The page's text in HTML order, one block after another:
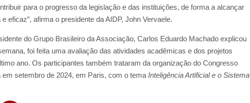
para o progresso da legislação e das instituições, de forma a alcançar
eficaz”, afirma o presidente da AIDP, John Vervaele.
do Grupo Brasileiro da Associação, Carlos Eduardo Machado explicou
foi feita uma avaliação das atividades acadêmicas e dos projetos
ano. Os participantes também trataram da organização do Congresso
setembro de 2024, em Paris, com o tema Inteligência Artificial e o Sistema